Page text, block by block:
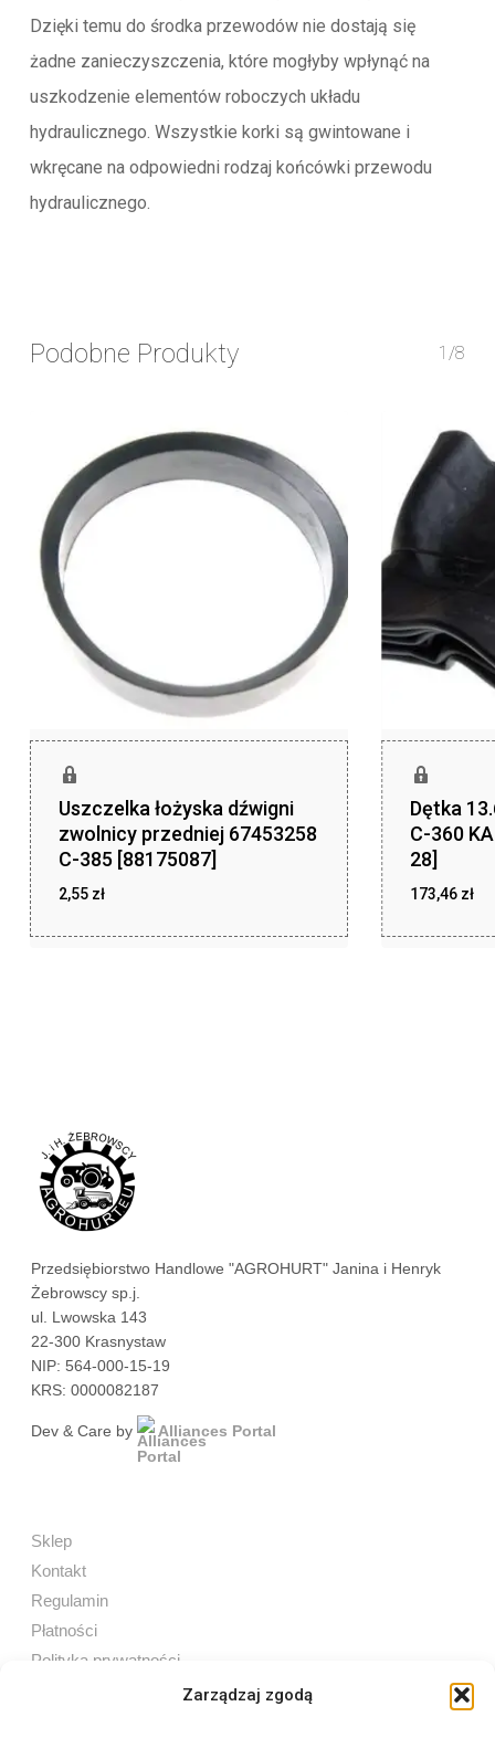
Zarządzaj zgodą
Dzięki temu do środka przewodów nie dostają się
żadne zanieczyszczenia, które mogłyby wpłynąć na
uszkodzenie elementów roboczych układu
hydraulicznego. Wszystkie korki są gwintowane i
wkręcane na odpowiedni rodzaj końcówki przewodu
hydraulicznego.
Podobne Produkty 1/8
Uszczelka łożyska dźwigni
zwolnicy przedniej 67453258
C-385 [88175087]
2,55 zł
Dętka
C-360
28]
173,46 zł
Przedsiębiorstwo Handlowe "AGROHURT" Janina i Henryk
Żebrowscy sp.j.
ul. Lwowska 143
22-300 Krasnystaw
NIP: 564-000-15-19
KRS: 0000082187
Dev & Care by Alliances Portal
Sklep
Kontakt
Regulamin
Płatności
Polityka prywatności